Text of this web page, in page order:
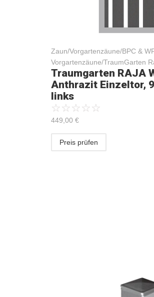
Zaun/Vorgartenzäune/BPC &
Vorgartenzäune/TraumGarten
Traumgarten RAJA
Anthrazit Einzeltor,
links
☆☆☆☆☆
449,00 €
Preis prüfen